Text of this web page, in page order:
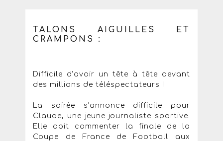
TALONS AIGUILLES ET
CRAMPONS :
Difficile d’avoir un tête à tête devant
des millions de téléspectateurs !
La soirée s’annonce difficile pour
Claude, une jeune journaliste sportive.
Elle doit commenter la finale de la
Coupe de France de Football aux